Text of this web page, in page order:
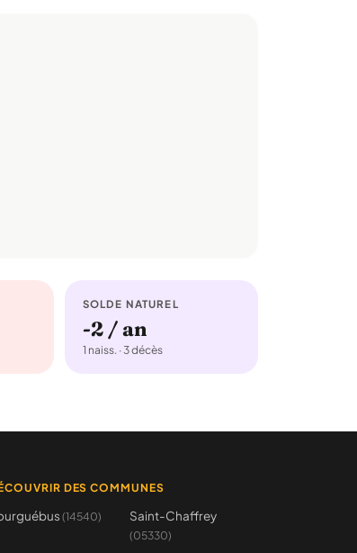
SOLDE NATUREL
-2 / an
1 naiss. · 3 décès
DES COMMUNES
(14540) Saint-Chaffrey
(05330)